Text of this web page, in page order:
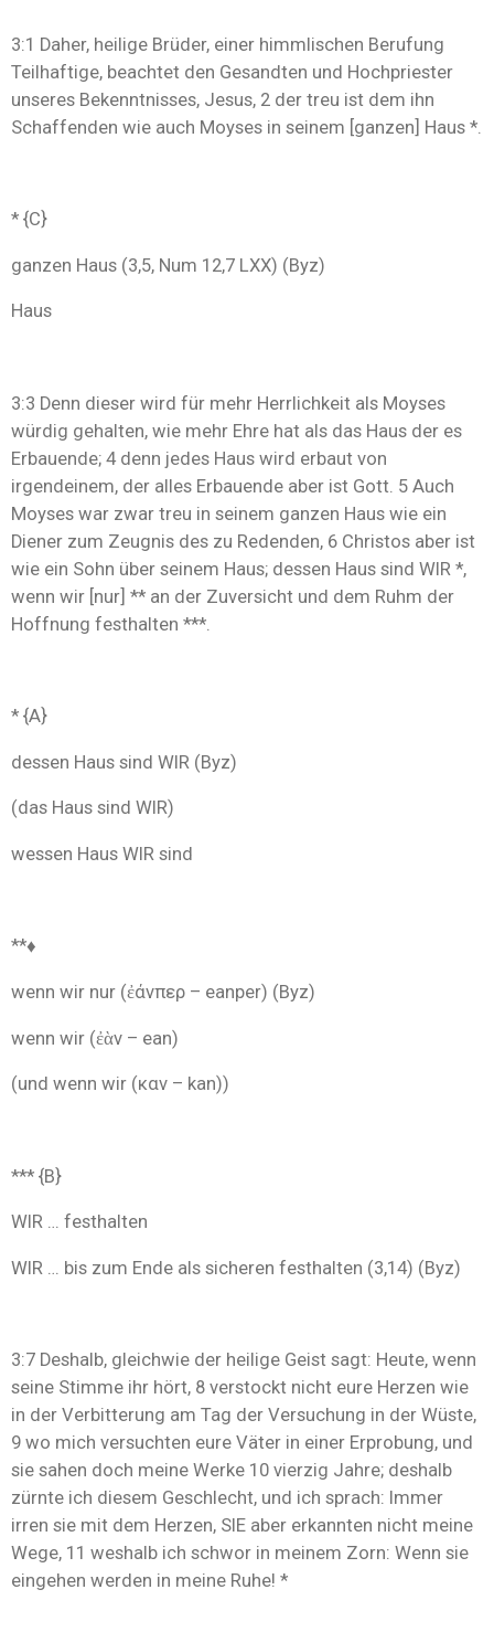
3:1 Daher, heilige Brüder, einer himmlischen Berufung
Teilhaftige, beachtet den Gesandten und Hochpriester
unseres Bekenntnisses, Jesus, 2 der treu ist dem ihn
Schaffenden wie auch Moyses in seinem [ganzen] Haus *.
* {C}
ganzen Haus (3,5, Num 12,7 LXX) (Byz)
Haus
3:3 Denn dieser wird für mehr Herrlichkeit als Moyses
würdig gehalten, wie mehr Ehre hat als das Haus der es
Erbauende; 4 denn jedes Haus wird erbaut von
irgendeinem, der alles Erbauende aber ist Gott. 5 Auch
Moyses war zwar treu in seinem ganzen Haus wie ein
Diener zum Zeugnis des zu Redenden, 6 Christos aber ist
wie ein Sohn über seinem Haus; dessen Haus sind WIR *,
wenn wir [nur] ** an der Zuversicht und dem Ruhm der
Hoffnung festhalten ***.
* {A}
dessen Haus sind WIR (Byz)
(das Haus sind WIR)
wessen Haus WIR sind
**♦
wenn wir nur (ἐάνπερ – eanper) (Byz)
wenn wir (ἐὰν – ean)
(und wenn wir (καν – kan))
*** {B}
WIR … festhalten
WIR … bis zum Ende als sicheren festhalten (3,14) (Byz)
3:7 Deshalb, gleichwie der heilige Geist sagt: Heute, wenn
seine Stimme ihr hört, 8 verstockt nicht eure Herzen wie
in der Verbitterung am Tag der Versuchung in der Wüste,
9 wo mich versuchten eure Väter in einer Erprobung, und
sie sahen doch meine Werke 10 vierzig Jahre; deshalb
zürnte ich diesem Geschlecht, und ich sprach: Immer
irren sie mit dem Herzen, SIE aber erkannten nicht meine
Wege, 11 weshalb ich schwor in meinem Zorn: Wenn sie
eingehen werden in meine Ruhe! *